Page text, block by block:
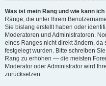
Was ist mein Rang und wie kann
Ränge, die unter Ihrem
Sie bislang erstellt haben oder
Moderatoren und Administratoren.
eines Ranges nicht direkt ändern, da
festgelegt wurden. Bitte schreiben
Rang zu erhöhen — die meisten
Moderator oder Administrator wird
zurücksetzen.